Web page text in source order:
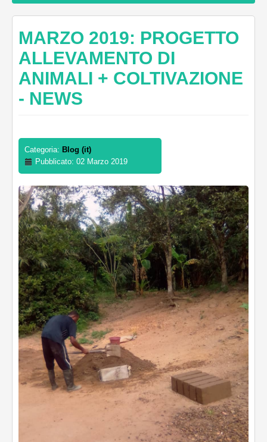
MARZO 2019: PROGETTO
ALLEVAMENTO DI
ANIMALI + COLTIVAZIONE
- NEWS
Categoria: Blog (it)
Pubblicato: 02 Marzo 2019